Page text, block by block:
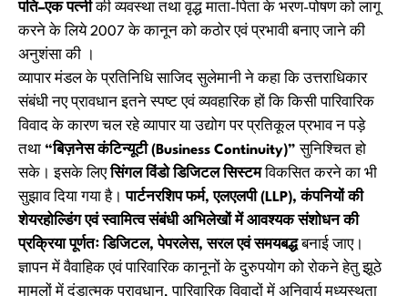
पति–एक पत्नीकी व्यवस्था तथा वृद्ध माता-पिता के भरण-पोषण को लागू
करने के लिये 2007 के कानून को कठोर एवं प्रभावी बनाए जाने की
अनुशंसा की ।
व्यापार मंडल के प्रतिनिधि साजिद सुलेमानी ने कहा कि उत्तराधिकार
संबंधी नए प्रावधान इतने स्पष्ट एवं व्यवहारिक हों कि किसी पारिवारिक
विवाद के कारण चल रहे व्यापार या उद्योग पर प्रतिकूल प्रभाव न पड़े
तथा “बिज़नेस कंटिन्यूटी (Business Continuity)” सुनिश्चित हो
सके। इसके लिएसिंगल विंडो डिजिटल सिस्टमविकसित करने का भी
सुझाव दिया गया है।पार्टनरशिप फर्म, एलएलपी (LLP), कंपनियों की
शेयरहोल्डिंग एवं स्वामित्व संबंधी अभिलेखों में आवश्यक संशोधन की
प्रक्रिया पूर्णतः डिजिटल, पेपरलेस, सरल एवं समयबद्धबनाई जाए।
ज्ञापन में वैवाहिक एवं पारिवारिक कानूनों के दुरुपयोग को रोकने हेतु झूठे
मामलों में दंडात्मक प्रावधान, पारिवारिक विवादों में अनिवार्य मध्यस्थता